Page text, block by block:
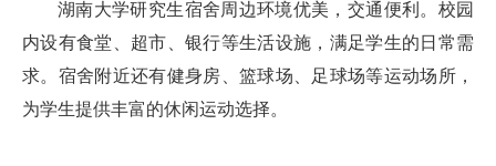
湖南大学研究生宿舍周边环境优美，交通便利。校园
内设有食堂、超市、银行等生活设施，满足学生的日常需
求。宿舍附近还有健身房、篮球场、足球场等运动场所，
为学生提供丰富的休闲运动选择。